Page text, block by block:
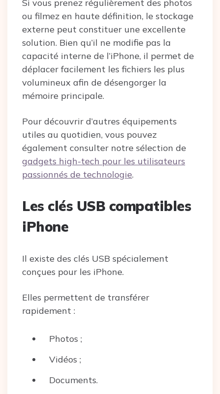
Si vous prenez régulièrement des photos
ou filmez en haute définition, le stockage
externe peut constituer une excellente
solution. Bien qu’il ne modifie pas la
capacité interne de l’iPhone, il permet de
déplacer facilement les fichiers les plus
volumineux afin de désengorger la
mémoire principale.
Pour découvrir d’autres équipements
utiles au quotidien, vous pouvez
également consulter notre sélection de
gadgets high-tech pour les utilisateurs
passionnés de technologie.
Les clés USB compatibles
iPhone
Il existe des clés USB spécialement
conçues pour les iPhone.
Elles permettent de transférer
rapidement :
Photos ;
Vidéos ;
Documents.